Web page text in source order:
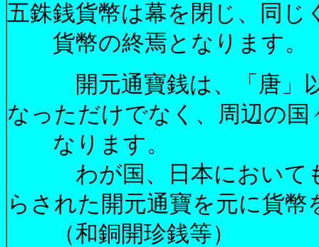
五銖銭貨幣は幕を閉じ、同じ
貨幣の終焉となります。
開元通寶銭は、「唐」以
なっただけでなく、周辺の
なります。
わが国、日本においても
らされた開元通寶を元に貨
（和銅開珍銭等）